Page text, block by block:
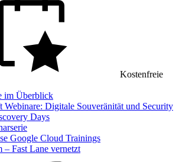
Kostenfreie
im Überblick
Webinare: Digitale Souveränität und Security
Days
Google Cloud Trainings
– Fast Lane vernetzt